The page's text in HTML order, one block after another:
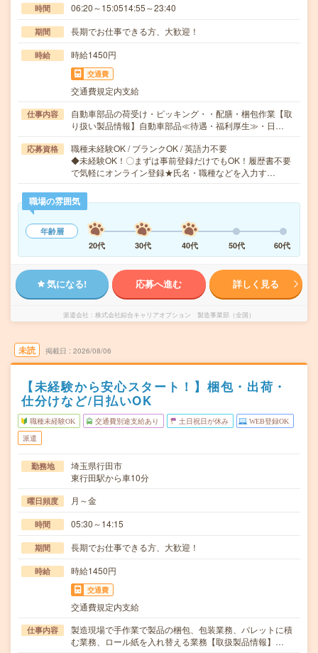
時間 06:20～15:0514:55～23:40
期間 長期でお仕事できる方、大歓迎！
時給 時給1450円
交通費
交通費規定内支給
仕事内容
自動車部品の荷受け・ピッキング・・配膳・梱包作業【取
り扱い製品情報】自動車部品≪待遇・福利厚生≫・日…
応募資格
職種未経験OK / ブランクOK / 英語力不要
◆未経験OK！〇まずは事前登録だけでもOK！履歴書不要
で気軽にオンライン登録★氏名・職種などを入力す…
職場の雰囲気
年齢層
20代
30代 40代 50代 60代
気になる! 応募へ進む 詳しく見る
派遣会社 株式会社綜合キャリアオプション 製造事業部（全国）
未読 掲載日 2026/08/06
【未経験から安心スタート！】梱包・出荷・
仕分けなど/日払いOK
職種未経験OK 交通費別途支給あり 土日祝日が休み WEB登録OK
派遣
勤務地
埼玉県行田市
東行田駅から車10分
曜日頻度 月～金
時間 05:30～14:15
期間 長期でお仕事できる方、大歓迎！
時給 時給1450円
交通費
交通費規定内支給
仕事内容
製造現場で手作業で製品の梱包、包装業務、パレットに積
む業務、ロール紙を入れ替える業務【取扱製品情報】…